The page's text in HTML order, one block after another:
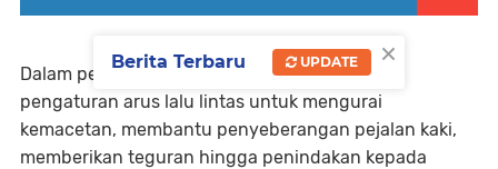
Dalam pelaksanaannya, personel melakukan
pengaturan arus lalu lintas untuk mengurai
kemacetan, membantu penyeberangan pejalan kaki,
memberikan teguran hingga penindakan kepada
×
Berita Terbaru UPDATE